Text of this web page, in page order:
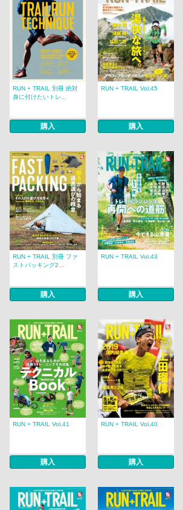
RUN + TRAIL 別冊 絶対
身に付けたいトレ...
購入
RUN + TRAIL Vol.45
購入
RUN + TRAIL 別冊 ファ
ストパッキング2...
購入
RUN + TRAIL Vol.43
購入
RUN + TRAIL Vol.41
購入
RUN + TRAIL Vol.40
購入